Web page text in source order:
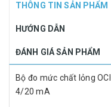
THÔNG TIN SẢN PHẨM
HƯỚNG DẪN
ĐÁNH GIÁ SẢN PHẨM
Bộ đo mức chất lỏng
4/20 mA